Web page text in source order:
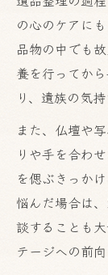
の心のケアに
品物の中でも
養を行ってか
り、遺族の気
また、仏壇や
りや手を合わ
を偲ぶきっか
悩んだ場合は
談することも
テージへの前